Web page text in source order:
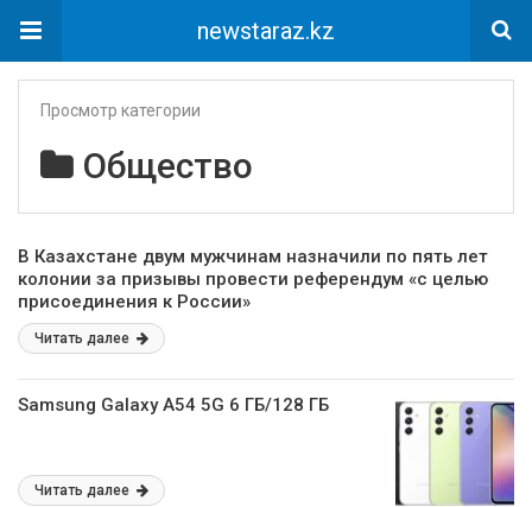
newstaraz.kz
Просмотр категории
Общество
В Казахстане двум мужчинам назначили по пять лет
колонии за призывы провести референдум «с целью
присоединения к России»
Читать далее
Samsung Galaxy A54 5G 6 ГБ/128 ГБ
Читать далее